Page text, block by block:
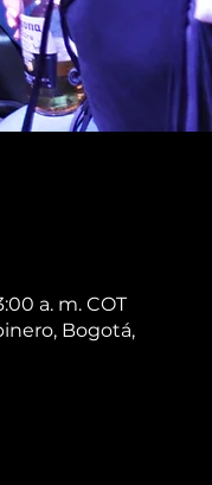
a. m. COT
Bogotá,